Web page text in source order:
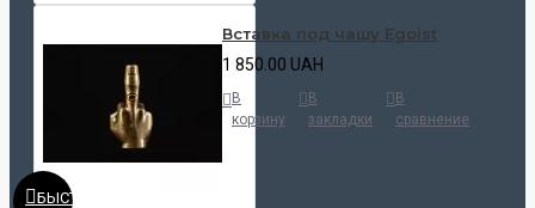
БЫСТРЫЙ
Вставка под чашу Egoist
1 850.00 UAH
В
корзину
В
закладки
В
сравнение